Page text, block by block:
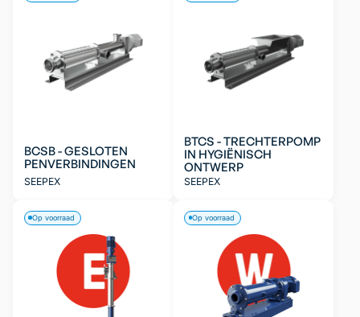
BCSB - GESLOTEN
PENVERBINDINGEN
SEEPEX
BTCS - TRECHTERPOMP
IN HYGIËNISCH
ONTWERP
SEEPEX
Op voorraad Op voorraad